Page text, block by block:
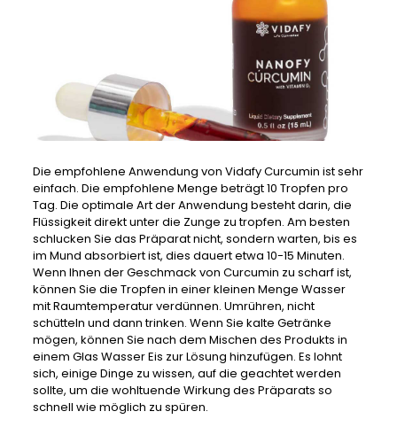
Die empfohlene Anwendung von Vidafy Curcumin ist sehr
einfach. Die empfohlene Menge beträgt 10 Tropfen pro
Tag. Die optimale Art der Anwendung besteht darin, die
Flüssigkeit direkt unter die Zunge zu tropfen. Am besten
schlucken Sie das Präparat nicht, sondern warten, bis es
im Mund absorbiert ist, dies dauert etwa 10-15 Minuten.
Wenn Ihnen der Geschmack von Curcumin zu scharf ist,
können Sie die Tropfen in einer kleinen Menge Wasser
mit Raumtemperatur verdünnen. Umrühren, nicht
schütteln und dann trinken. Wenn Sie kalte Getränke
mögen, können Sie nach dem Mischen des Produkts in
einem Glas Wasser Eis zur Lösung hinzufügen. Es lohnt
sich, einige Dinge zu wissen, auf die geachtet werden
sollte, um die wohltuende Wirkung des Präparats so
schnell wie möglich zu spüren.